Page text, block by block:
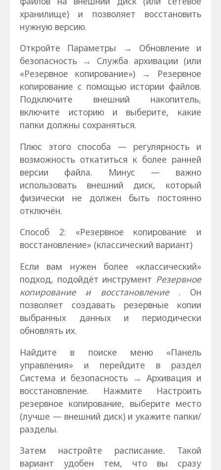
хранилище) и позволяет восстановить
нужную версию.
Откройте Параметры → Обновление и
безопасность → Служба архивации (или
«Резервное копирование») → Резервное
копирование с помощью истории файлов.
Подключите внешний накопитель,
включите историю и выберите, какие
папки должны сохраняться.
Плюс этого способа — регулярность и
возможность откатиться к более ранней
версии файла. Минус — важно
использовать внешний диск, который
физически не должен быть постоянно
отключён.
Способ 2: «Резервное копирование и
восстановление» (классический вариант)
Если вам нужен более «классический»
подход, подойдёт инструмент Резервное
копирование и восстановление . Он
позволяет создавать резервные копии
выбранных данных и периодически
обновлять их.
Найдите в поиске меню «Панель
управления» и перейдите в раздел
Система и безопасность → Архивация и
восстановление. Нажмите Настроить
резервное копирование, выберите место
(лучше — внешний диск) и укажите папки/
разделы.
Затем настройте расписание. Такой
вариант удобен тем, что вы сразу